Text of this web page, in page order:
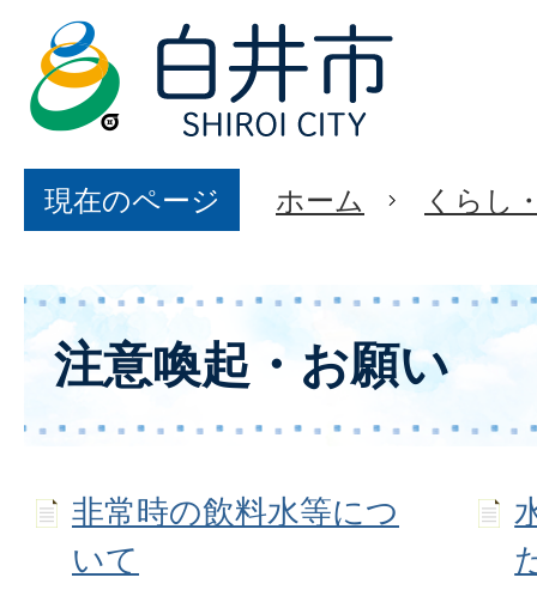
現在のページ ホーム くらし
注意喚起・お願い
非常時の飲料水等につ
いて